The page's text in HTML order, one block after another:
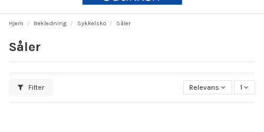
Hjem Bekledning Sykkelsko Såler
Såler
Filter Relevans 1